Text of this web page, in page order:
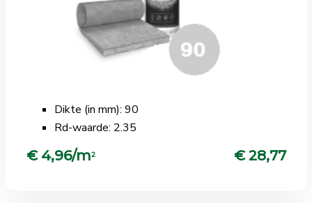
Dikte (in mm): 90
Rd-waarde: 2.35
€ 4,96/m2 € 28,77